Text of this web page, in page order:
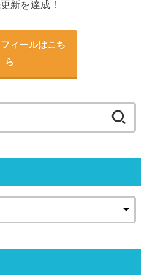
新を達成！
ィールはこち
ら
索: